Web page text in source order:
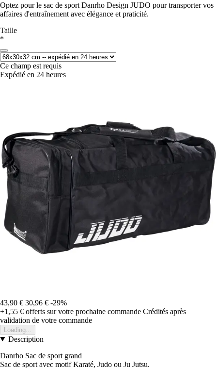
Optez pour le sac de sport Danrho Design JUDO pour transporter vos
affaires d'entraînement avec élégance et praticité.
Taille
*
Ce champ est requis
Expédié en 24 heures
43,90 € 30,96 € -29%
+1,55 € offerts sur votre prochaine commande Crédités après
validation de votre commande
Loading...
Description
Danrho Sac de sport grand
Sac de sport avec motif Karaté, Judo ou Ju Jutsu.